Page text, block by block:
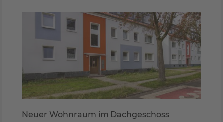
Neuer Wohnraum im Dachgeschoss